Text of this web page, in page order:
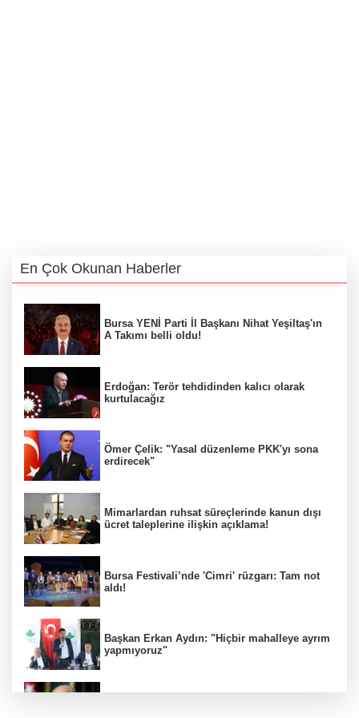
En Çok Okunan Haberler
Bursa YENİ Parti İl Başkanı Nihat Yeşiltaş'ın
A Takımı belli oldu!
Erdoğan: Terör tehdidinden kalıcı olarak
kurtulacağız
Ömer Çelik: "Yasal düzenleme PKK'yı sona
erdirecek"
Mimarlardan ruhsat süreçlerinde kanun dışı
ücret taleplerine ilişkin açıklama!
Bursa Festivali’nde 'Cimri' rüzgarı: Tam not
aldı!
Başkan Erkan Aydın: "Hiçbir mahalleye ayrım
yapmıyoruz"